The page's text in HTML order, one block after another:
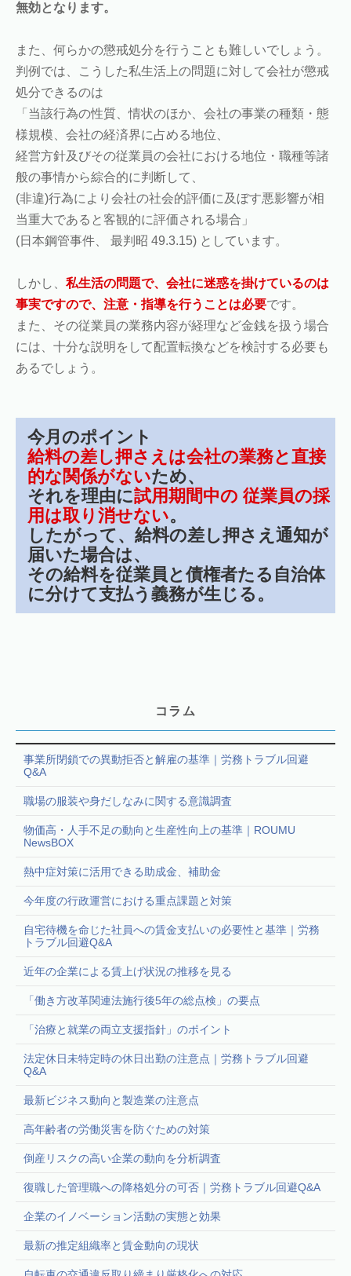
無効となります。
また、何らかの懲戒処分を行うことも難しいでしょう。
判例では、こうした私生活上の問題に対して会社が懲戒
処分できるのは
「当該行為の性質、情状のほか、会社の事業の種類・態
様規模、会社の経済界に占める地位、
経営方針及びその従業員の会社における地位・職種等諸
般の事情から綜合的に判断して、
(非違)行為により会社の社会的評価に及ぼす悪影響が相
当重大であると客観的に評価される場合」
(日本鋼管事件、 最判昭 49.3.15) としています。
しかし、 私生活の問題で、会社に迷惑を掛けているのは
事実ですので、注意・指導を行うことは必要です。
また、その従業員の業務内容が経理など金銭を扱う場合
には、十分な説明をして配置転換などを検討する必要も
あるでしょう。
今月のポイント
給料の差し押さえは会社の業務と直接
的な関係がないため、
それを理由に試用期間中の 従業員の採
用は取り消せない。
したがって、給料の差し押さえ通知が
届いた場合は、
その給料を従業員と債権者たる自治体
に分けて支払う義務が生じる。
コラム
事業所閉鎖での異動拒否と解雇の基準｜労務トラブル回避
Q&A
職場の服装や身だしなみに関する意識調査
物価高・人手不足の動向と生産性向上の基準｜ROUMU
NewsBOX
熱中症対策に活用できる助成金、補助金
今年度の行政運営における重点課題と対策
自宅待機を命じた社員への賃金支払いの必要性と基準｜労務
トラブル回避Q&A
近年の企業による賃上げ状況の推移を見る
「働き方改革関連法施行後5年の総点検」の要点
「治療と就業の両立支援指針」のポイント
法定休日未特定時の休日出勤の注意点｜労務トラブル回避
Q&A
最新ビジネス動向と製造業の注意点
高年齢者の労働災害を防ぐための対策
倒産リスクの高い企業の動向を分析調査
復職した管理職への降格処分の可否｜労務トラブル回避Q&A
企業のイノベーション活動の実態と効果
最新の推定組織率と賃金動向の現状